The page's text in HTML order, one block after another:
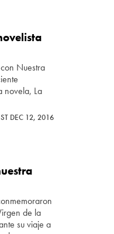
Nuestra
novela, La
DEC 12, 2016
de la
su viaje a